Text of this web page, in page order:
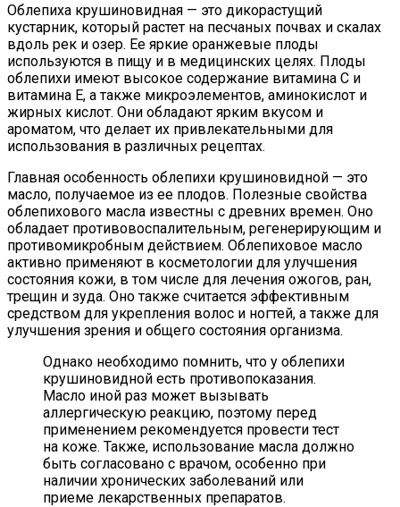
Облепиха крушиновидная — это дикорастущий
кустарник, который растет на песчаных почвах и скалах
вдоль рек и озер. Ее яркие оранжевые плоды
используются в пищу и в медицинских целях. Плоды
облепихи имеют высокое содержание витамина С и
витамина E, а также микроэлементов, аминокислот и
жирных кислот. Они обладают ярким вкусом и
ароматом, что делает их привлекательными для
использования в различных рецептах.
Главная особенность облепихи крушиновидной — это
масло, получаемое из ее плодов. Полезные свойства
облепихового масла известны с древних времен. Оно
обладает противовоспалительным, регенерирующим и
противомикробным действием. Облепиховое масло
активно применяют в косметологии для улучшения
состояния кожи, в том числе для лечения ожогов, ран,
трещин и зуда. Оно также считается эффективным
средством для укрепления волос и ногтей, а также для
улучшения зрения и общего состояния организма.
Однако необходимо помнить, что у облепихи
крушиновидной есть противопоказания.
Масло иной раз может вызывать
аллергическую реакцию, поэтому перед
применением рекомендуется провести тест
на коже. Также, использование масла должно
быть согласовано с врачом, особенно при
наличии хронических заболеваний или
приеме лекарственных препаратов.